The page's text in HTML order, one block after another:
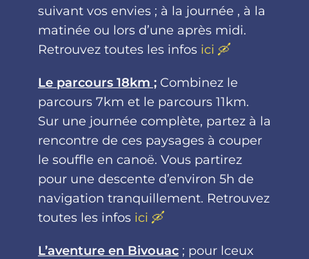
suivant vos envies ; à la journée , à la
matinée ou lors d’une après midi.
Retrouvez toutes les infos ici 🛶
Le parcours 18km ; Combinez le
parcours 7km et le parcours 11km.
Sur une journée complète, partez à la
rencontre de ces paysages à couper
le souffle en canoë. Vous partirez
pour une descente d’environ 5h de
navigation tranquillement. Retrouvez
toutes les infos ici 🛶
L’aventure en Bivouac ; pour lceux